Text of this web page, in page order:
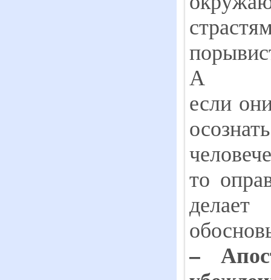
А
если
то
–